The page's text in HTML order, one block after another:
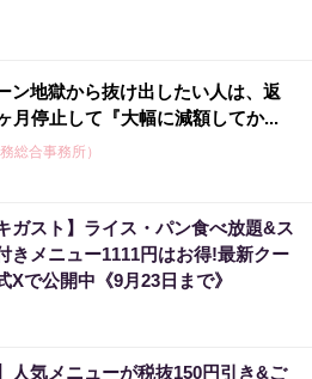
ン地獄から抜け出したい人は、返
月停止して『大幅に減額してか...
総合事務所）
ガスト】ライス・パン食べ放題&ス
きメニュー1111円はお得!最新クー
Xで公開中《9月23日まで》
人気メニューが税抜150円引き&ご